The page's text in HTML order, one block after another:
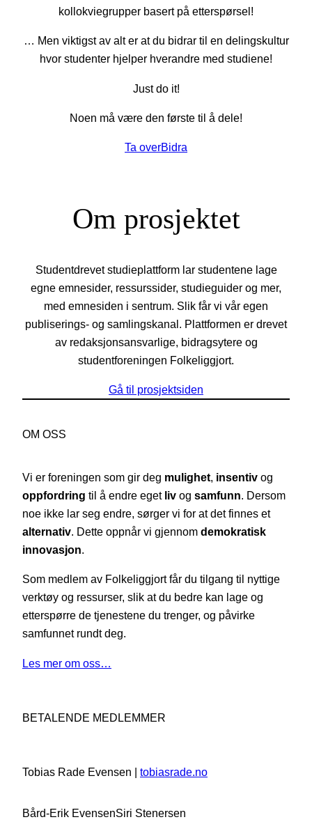
kollokviegrupper basert på etterspørsel!
… Men viktigst av alt er at du bidrar til en delingskultur
hvor studenter hjelper hverandre med studiene!
Just do it!
Noen må være den første til å dele!
Ta overBidra
Om prosjektet
Studentdrevet studieplattform lar studentene lage
egne emnesider, ressurssider, studieguider og mer,
med emnesiden i sentrum. Slik får vi vår egen
publiserings- og samlingskanal. Plattformen er drevet
av redaksjonsansvarlige, bidragsytere og
studentforeningen Folkeliggjort.
Gå til prosjektsiden
OM OSS
Vi er foreningen som gir deg mulighet, insentiv og
oppfordring til å endre eget liv og samfunn. Dersom
noe ikke lar seg endre, sørger vi for at det finnes et
alternativ. Dette oppnår vi gjennom demokratisk
innovasjon.
Som medlem av Folkeliggjort får du tilgang til nyttige
verktøy og ressurser, slik at du bedre kan lage og
etterspørre de tjenestene du trenger, og påvirke
samfunnet rundt deg.
Les mer om oss…
BETALENDE MEDLEMMER
Tobias Rade Evensen | tobiasrade.no
Bård-Erik EvensenSiri Stenersen